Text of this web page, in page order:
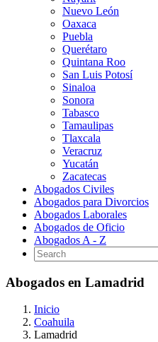
Nuevo León
Oaxaca
Puebla
Querétaro
Quintana Roo
San Luis Potosí
Sinaloa
Sonora
Tabasco
Tamaulipas
Tlaxcala
Veracruz
Yucatán
Zacatecas
Abogados Civiles
Abogados para Divorcios
Abogados Laborales
Abogados de Oficio
Abogados A - Z
Abogados en Lamadrid
Inicio
Coahuila
Lamadrid